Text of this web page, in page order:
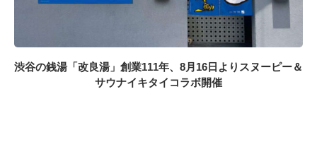
渋谷の銭湯「改良湯」創業111年、8月16日よりスヌーピー＆
サウナイキタイコラボ開催